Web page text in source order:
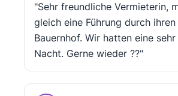
"Sehr freundliche Vermieterin,
gleich eine Führung durch ihren
Bauernhof. Wir hatten eine
Nacht. Gerne wieder ??"